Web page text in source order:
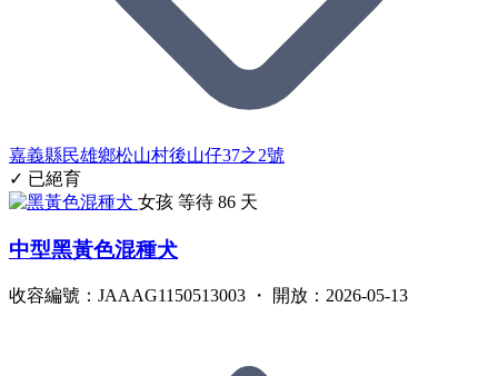
嘉義縣民雄鄉松山村後山仔37之2號
✓ 已絕育
女孩 等待 86 天
中型黑黃色混種犬
收容編號：JAAAG1150513003 ・ 開放：2026-05-13